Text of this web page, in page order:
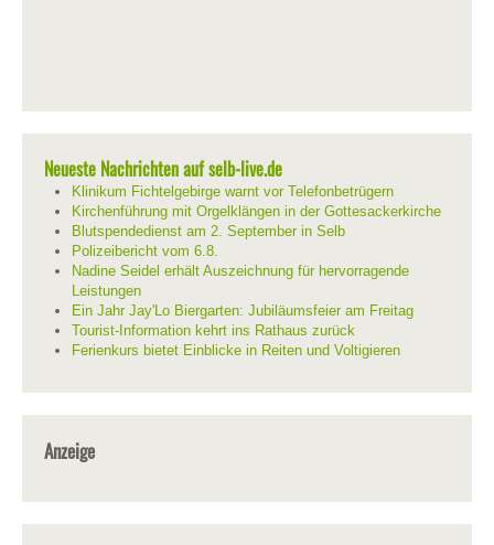
Neueste Nachrichten auf selb-live.de
Klinikum Fichtelgebirge warnt vor Telefonbetrügern
Kirchenführung mit Orgelklängen in der Gottesackerkirche
Blutspendedienst am 2. September in Selb
Polizeibericht vom 6.8.
Nadine Seidel erhält Auszeichnung für hervorragende
Leistungen
Ein Jahr Jay'Lo Biergarten: Jubiläumsfeier am Freitag
Tourist-Information kehrt ins Rathaus zurück
Ferienkurs bietet Einblicke in Reiten und Voltigieren
Anzeige